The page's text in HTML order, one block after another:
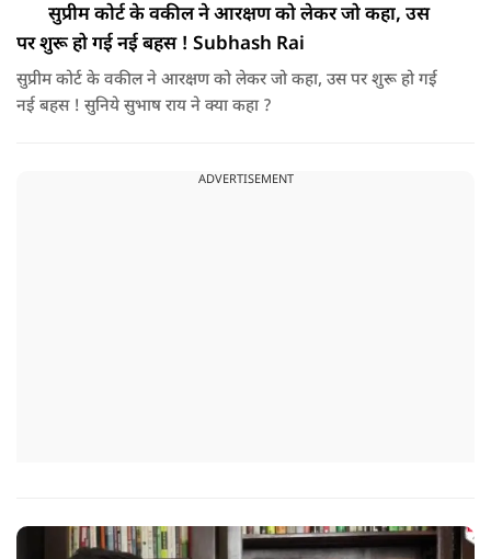
सुप्रीम कोर्ट के वकील ने आरक्षण को लेकर जो कहा, उस
पर शुरू हो गई नई बहस ! Subhash Rai
सुप्रीम कोर्ट के वकील ने आरक्षण को लेकर जो कहा, उस पर शुरू हो गई
नई बहस ! सुनिये सुभाष राय ने क्या कहा ?
ADVERTISEMENT